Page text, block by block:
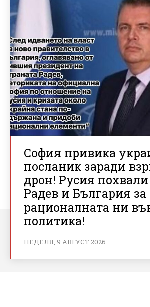
София привика
посланик заради
дрон! Русия
Радев и България за
рационалната ни
политика!
НЕДЕЛЯ, 9 АВГУСТ 2026